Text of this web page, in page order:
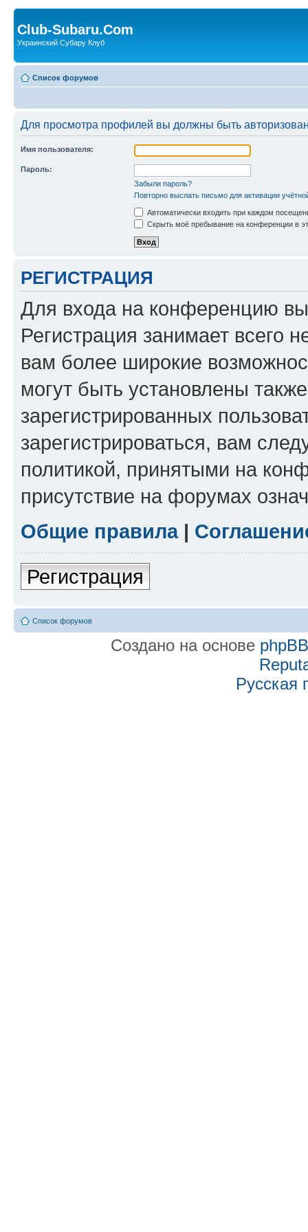
Club-Subaru.Com
Украинский Субару Клуб
Список форумов
Для просмотра профилей вы должны быть
Имя пользователя:
Пароль:
Забыли пароль?
Повторно выслать письмо для активации
Автоматически входить при каждом
Скрыть моё пребывание на конференции в
РЕГИСТРАЦИЯ
Для входа на конференцию
Регистрация занимает всего
вам более широкие
могут быть установлены
зарегистрированных
зарегистрироваться, вам
политикой, принятыми на
присутствие на форумах
Общие правила|
Регистрация
Список форумов
Создано на основе phpBB
Русская